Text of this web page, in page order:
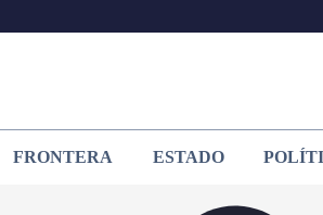
FRONTERA ESTADO